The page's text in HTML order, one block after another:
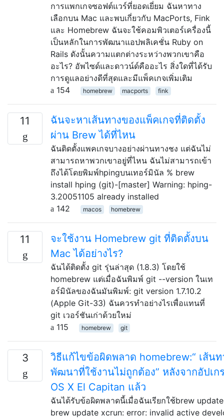
การแพกเกจซอฟต์แวร์ที่ยอดเยี่ยม ฉันหาทาง
เลือกบน Mac และพบเกี่ยวกับ MacPorts, Fink
และ Homebrew ฉันจะใช้คอมพิวเตอร์เครื่องนี้
เป็นหลักในการพัฒนาแอปพลิเคชั่น Ruby on
Rails ดังนั้นความแตกต่างระหว่างพวกเขาคือ
อะไร? อัพไซด์และดาวน์ด์คืออะไร สิ่งใดที่ได้รับ
การดูแลอย่างดีที่สุดและมีแพ็คเกจเพิ่มเติม
154
homebrew macports fink
11
ฉันจะหาเส้นทางของแพ็คเกจที่ติดตั้ง
ผ่าน Brew ได้ที่ไหน
ฉันติดตั้งแพคเกจบางอย่างผ่านทางชง แต่ฉันไม่
สามารถหาพวกเขาอยู่ที่ไหน ฉันไม่สามารถเข้า
ถึงได้โดยพิมพ์hpingบนเทอร์มินัล % brew
install hping (git)-[master] Warning: hping-
3.20051105 already installed
142
macos homebrew
11
จะใช้งาน Homebrew git ที่ติดตั้งบน
Mac ได้อย่างไร?
ฉันได้ติดตั้ง git รุ่นล่าสุด (1.8.3) โดยใช้
homebrew แต่เมื่อฉันพิมพ์ git --version ในเท
อร์มินัลของฉันมันพิมพ์: git version 1.7.10.2
(Apple Git-33) ฉันควรทำอย่างไรเพื่อแทนที่
git เวอร์ชันเก่าด้วยใหม่
115
homebrew git
3
วิธีแก้ไขข้อผิดพลาด homebrew:“ เส้น
พัฒนาที่ใช้งานไม่ถูกต้อง” หลังจากอัปเก
OS X El Capitan แล้ว
ฉันได้รับข้อผิดพลาดนี้เมื่อฉันเรียกใช้brew
brew update xcrun: error: invalid active